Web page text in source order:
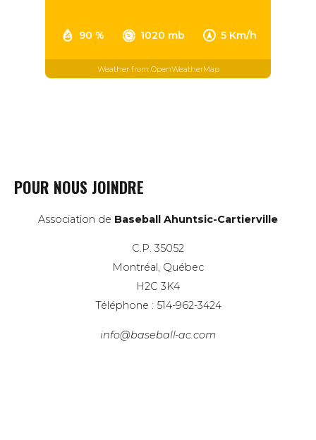
90 % 1020 mb 5 Km/h
Weather from OpenWeatherMap
POUR NOUS JOINDRE
Association de Baseball Ahuntsic-Cartierville
C.P. 35052
Montréal, Québec
H2C 3K4
Téléphone : 514-962-3424
info@baseball-ac.com